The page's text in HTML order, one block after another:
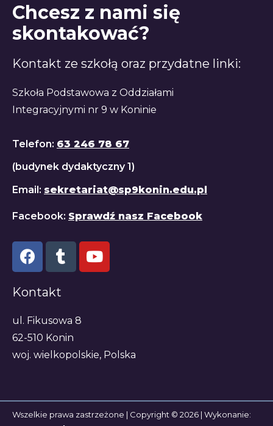
Chcesz z nami się
skontakować?
Kontakt ze szkołą oraz przydatne linki:
Szkoła Podstawowa z Oddziałami
Integracyjnymi nr 9 w Koninie
Telefon: 63 246 78 67
(budynek dydaktyczny 1)
Email: sekretariat@sp9konin.edu.pl
Facebook: Sprawdź nasz Facebook
Kontakt
ul. Fikusowa 8
62-510 Konin
woj. wielkopolskie, Polska
Wszelkie prawa zastrzeżone | Copyright © 2026 | Wykonanie: